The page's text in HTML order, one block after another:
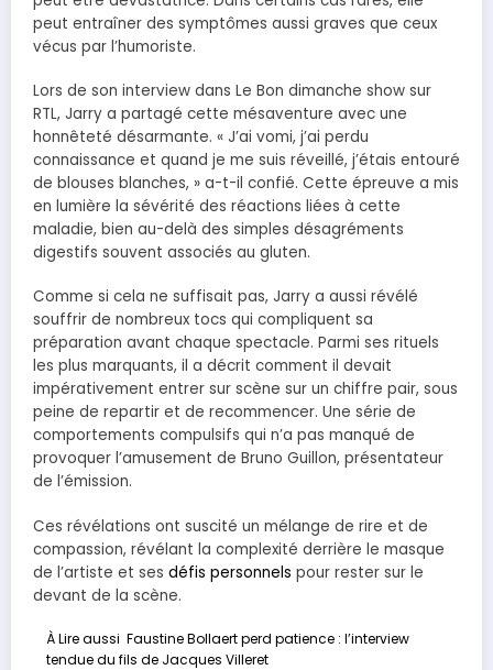
peut entraîner des symptômes aussi graves que ceux
vécus par l’humoriste.
Lors de son interview dans Le Bon dimanche show sur
RTL, Jarry a partagé cette mésaventure avec une
honnêteté désarmante. « J’ai vomi, j’ai perdu
connaissance et quand je me suis réveillé, j’étais entouré
de blouses blanches, » a-t-il confié. Cette épreuve a mis
en lumière la sévérité des réactions liées à cette
maladie, bien au-delà des simples désagréments
digestifs souvent associés au gluten.
Comme si cela ne suffisait pas, Jarry a aussi révélé
souffrir de nombreux tocs qui compliquent sa
préparation avant chaque spectacle. Parmi ses rituels
les plus marquants, il a décrit comment il devait
impérativement entrer sur scène sur un chiffre pair, sous
peine de repartir et de recommencer. Une série de
comportements compulsifs qui n’a pas manqué de
provoquer l’amusement de Bruno Guillon, présentateur
de l’émission.
Ces révélations ont suscité un mélange de rire et de
compassion, révélant la complexité derrière le masque
de l’artiste et ses défis personnels pour rester sur le
devant de la scène.
À Lire aussi Faustine Bollaert perd patience : l’interview
tendue du fils de Jacques Villeret